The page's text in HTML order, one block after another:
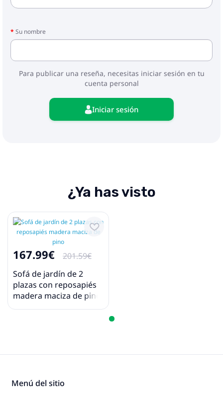
Su nombre
Para publicar una reseña, necesitas iniciar sesión en tu
cuenta personal
Iniciar sesión
¿Ya has visto
167.99€
201.59€
Sofá de jardín de 2
plazas con reposapiés
madera maciza de pino
Menú del sitio